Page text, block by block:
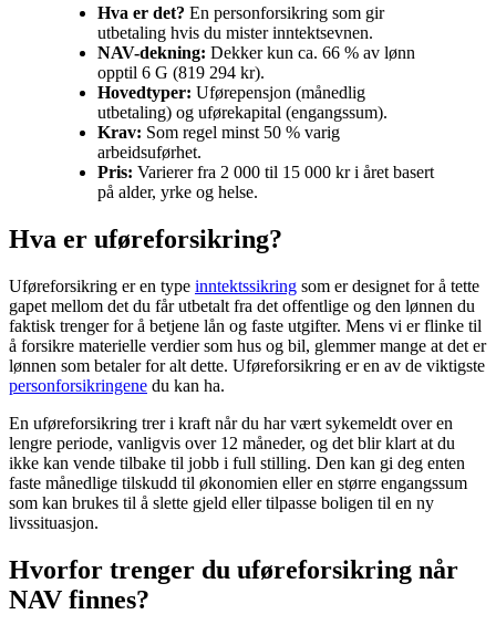
Hva er det? En personforsikring som gir
utbetaling hvis du mister inntektsevnen.
NAV-dekning: Dekker kun ca. 66 % av lønn
opptil 6 G (819 294 kr).
Hovedtyper: Uførepensjon (månedlig
utbetaling) og uførekapital (engangssum).
Krav: Som regel minst 50 % varig
arbeidsuførhet.
Pris: Varierer fra 2 000 til 15 000 kr i året basert
på alder, yrke og helse.
Hva er uføreforsikring?
Uføreforsikring er en type inntektssikring som er designet for å tette
gapet mellom det du får utbetalt fra det offentlige og den lønnen du
faktisk trenger for å betjene lån og faste utgifter. Mens vi er flinke til
å forsikre materielle verdier som hus og bil, glemmer mange at det er
lønnen som betaler for alt dette. Uføreforsikring er en av de viktigste
personforsikringene du kan ha.
En uføreforsikring trer i kraft når du har vært sykemeldt over en
lengre periode, vanligvis over 12 måneder, og det blir klart at du
ikke kan vende tilbake til jobb i full stilling. Den kan gi deg enten
faste månedlige tilskudd til økonomien eller en større engangssum
som kan brukes til å slette gjeld eller tilpasse boligen til en ny
livssituasjon.
Hvorfor trenger du uføreforsikring når
NAV finnes?